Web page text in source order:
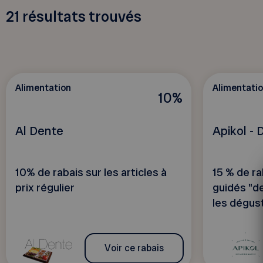
21 résultats trouvés
10%
Alimentation
Al Dente
10% de rabais sur les articles à
prix régulier
Voir ce rabais
Apikol -
15 % de
guidés
les